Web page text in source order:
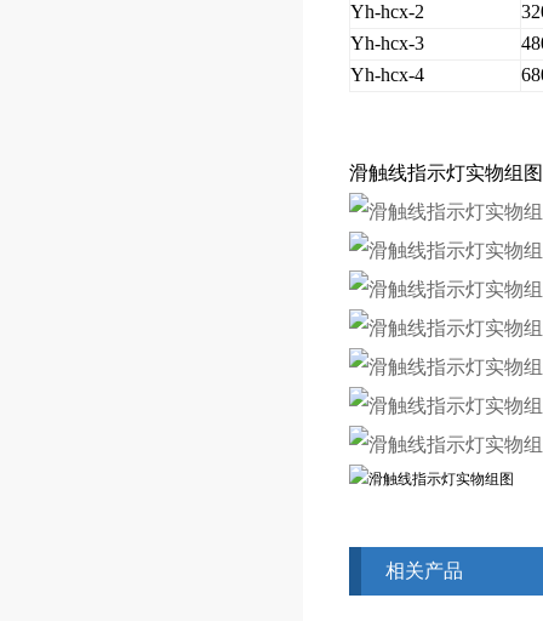
Yh-hcx-2
Yh-hcx-3
Yh-hcx-4
滑触线指示灯实物组
相关产品